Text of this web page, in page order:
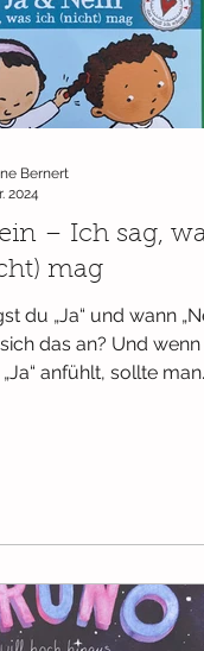
Monaten
– Ich sag,
mag
du „Ja“ und wann
das an? Und wenn
anfühlt, sollte man
Bernert
2024